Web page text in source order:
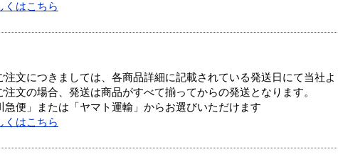
くはこちら
文につきましては、各商品詳細に記載されている発送日にて当社よ
注文の場合、発送は商品がすべて揃ってからの発送となります。
便」または「ヤマト運輸」からお選びいただけます
くはこちら